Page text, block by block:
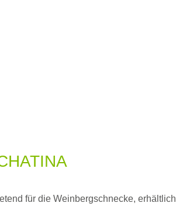
für die Weinbergschnecke, erhältlich